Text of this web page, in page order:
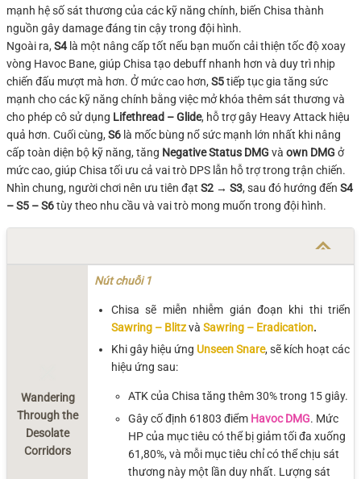
mạnh hệ số sát thương của các kỹ năng chính, biến Chisa thành
nguồn gây damage đáng tin cậy trong đội hình.
Ngoài ra, S4 là một nâng cấp tốt nếu bạn muốn cải thiện tốc độ xoay
vòng Havoc Bane, giúp Chisa tạo debuff nhanh hơn và duy trì nhịp
chiến đấu mượt mà hơn. Ở mức cao hơn, S5tiếp tục gia tăng sức
mạnh cho các kỹ năng chính bằng việc mở khóa thêm sát thương và
cho phép cô sử dụng Lifethread – Glide, hỗ trợ gây Heavy Attack hiệu
quả hơn. Cuối cùng, S6 là mốc bùng nổ sức mạnh lớn nhất khi nâng
cấp toàn diện bộ kỹ năng, tăng Negative Status DMG và own DMG ở
mức cao, giúp Chisa tối ưu cả vai trò DPS lẫn hỗ trợ trong trận chiến.
Nhìn chung, người chơi nên ưu tiên đạt S2 → S3, sau đó hướng đến S4
– S5 – S6tùy theo nhu cầu và vai trò mong muốn trong đội hình.
Wandering
Through the
Desolate
Corridors
Nút chuỗi 1
Chisa sẽ miễn nhiễm gián đoạn khi thi triển
Sawring – Blitzvà Sawring – Eradication.
Khi gây hiệu ứng Unseen Snare, sẽ kích hoạt các
hiệu ứng sau:
ATK của Chisa tăng thêm 30% trong 15 giây.
Gây cố định 61803 điểm Havoc DMG. Mức
HP của mục tiêu có thể bị giảm tối đa xuống
61,80%, và mỗi mục tiêu chỉ có thể chịu sát
thương này một lần duy nhất. Lượng sát